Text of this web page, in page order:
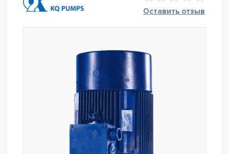
Оставить отзыв